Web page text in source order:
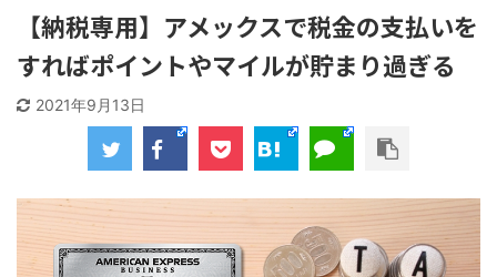
【納税専用】アメックスで税金の支払いを
すればポイントやマイルが貯まり過ぎる
2021年9月13日